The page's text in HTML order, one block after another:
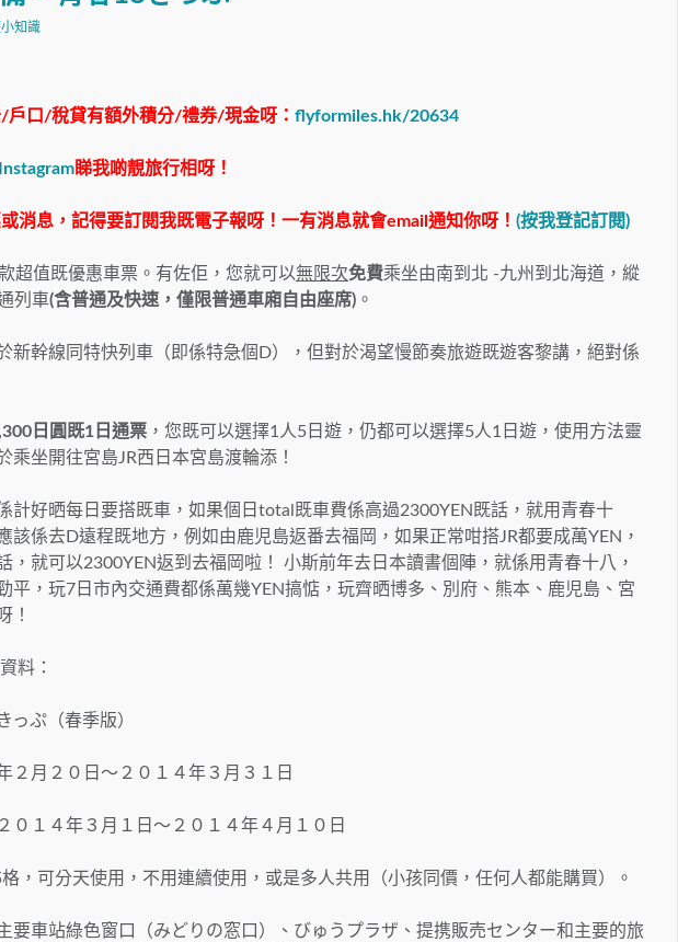
知識
戶口/稅貸有額外積分/禮券/現金呀： flyformiles.hk/20634
Instagram睇我啲靚旅行相呀！
消息，記得要訂閱我既電子報呀！一有消息就會email通知你呀！ (按我登記訂閱)
超值既優惠車票。有佐佢，您就可以無限次免費乘坐由南到北 -九州到北海道，縱
列車(含普通及快速，僅限普通車廂自由座席) 。
新幹線同特快列車（即係特急個D），但對於渴望慢節奏旅遊既遊客黎講，絕對係
日圓既1日通票 ，您既可以選擇1人5日遊，仍都可以選擇5人1日遊，使用方法靈
乘坐開往宮島JR西日本宮島渡輪添！
計好晒每日要搭既車，如果個日total既車費係高過2300YEN既話，就用青春十
該係去D遠程既地方，例如由鹿児島返番去福岡，如果正常咁搭JR都要成萬YEN，
，就可以2300YEN返到去福岡啦！ 小斯前年去日本讀書個陣，就係用青春十八，
平，玩7日市內交通費都係萬幾YEN搞惦，玩齊晒博多、別府、熊本、鹿児島、宮
！
料：
っぷ（春季版）
２月２０日～２０１４年３月３１日
０１４年３月１日～２０１４年４月１０日
，可分天使用，不用連續使用，或是多人共用（小孩同價，任何人都能購買）。
要車站綠色窗口（みどりの窓口）、びゅうプラザ、提携販売センター和主要的旅